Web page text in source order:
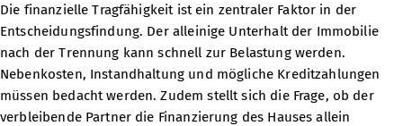
Die finanzielle Tragfähigkeit ist ein zentraler Faktor in der
Entscheidungsfindung. Der alleinige Unterhalt der Immobilie
nach der Trennung kann schnell zur Belastung werden.
Nebenkosten, Instandhaltung und mögliche Kreditzahlungen
müssen bedacht werden. Zudem stellt sich die Frage, ob der
verbleibende Partner die Finanzierung des Hauses allein